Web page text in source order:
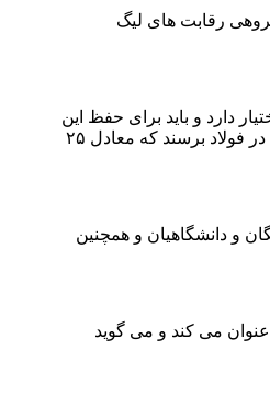
گروهی رقابت های لیگ
دارد و باید برای حفظ این
رتبه طرح های توسعه ای متنوعی را تعریف و اجرا کند، افق و چشم انداز این شرکت را ترسیم کرد و امروز فولاد مردان می دانند می بایست در افق ۱۴۰۴ به تولید ۱۳.۵ تنی در فولاد برسند که معادل ۲۵
و دانشگاهیان و همچنین
می کند و می گوید